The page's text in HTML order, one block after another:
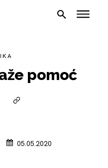
pomoć
05.05.2020